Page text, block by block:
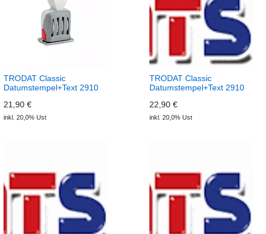
TRODAT Classic
Datumstempel+Text 2910
21,90 €
inkl. 20,0% Ust
TRODAT Classic
Datumstempel+Text 2910
22,90 €
inkl. 20,0% Ust